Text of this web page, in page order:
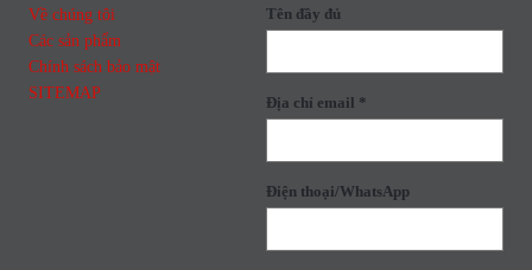
Về chúng tôi
Các sản phẩm
Chính sách bảo mật
SITEMAP
Tên đầy đủ
Địa chỉ email *
Điện thoại/WhatsApp